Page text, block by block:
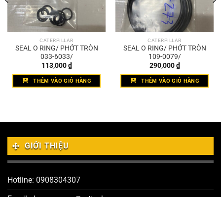
CATERPILLAR
SEAL O RING/ PHỚT TRÒN
033-6033/
113,000₫
THÊM VÀO GIỎ HÀNG
CATERPILLAR
SEAL O RING/ PHỚT TRÒN
109-0079/
290,000₫
THÊM VÀO GIỎ HÀNG
GIỚI THIỆU
Hotline: 0908304307